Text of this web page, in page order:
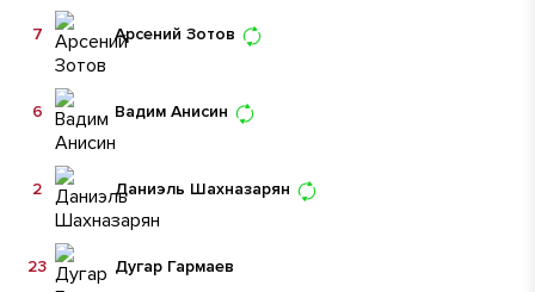
Арсений Зотов
7
Вадим Анисин
6
Даниэль Шахназарян
2
Дугар Гармаев
23